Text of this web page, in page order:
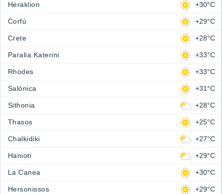
Heraklion +30°C
Corfú +29°C
Crete +28°C
Paralia Katerini +33°C
Rhodes +33°C
Salónica +31°C
Sithonia +28°C
Thasos +25°C
Chalkidiki +27°C
Hanioti +29°C
La Canea +30°C
Hersonissos +29°C